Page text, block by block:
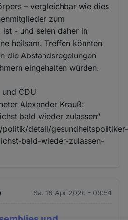
– vergleichbar wie dies
zum
ist - und seien daher in
heilsam. Treffen könnten
die Abstandsregelungen
eingehalten würden.
CDU
Alexander Krauß:
bald wieder zulassen“
detail/gesundheitspolitiker-
bald-wieder-zulassen-
Sa. 18 Apr 2020 - 09:54